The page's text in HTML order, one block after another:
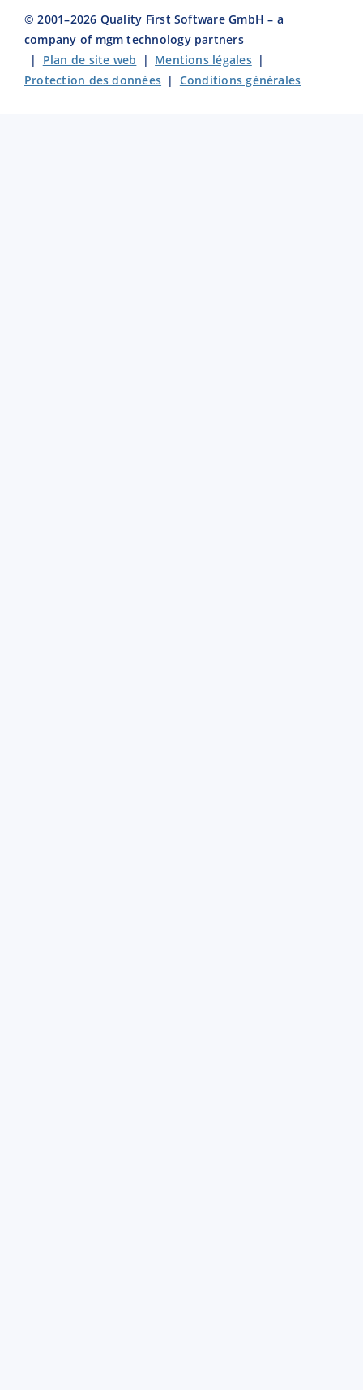
© 2001–2026 Quality First Software GmbH – a
company of mgm technology partners
| Plan de site web | Mentions légales|
Protection des données | Conditions générales